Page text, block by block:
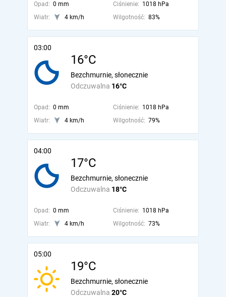
Opad: 0 mm Ciśnienie: 1018 hPa
Wiatr:
4 km/h Wilgotność: 83%
03:00
16°C
Odczuwalna 16°C
Bezchmurnie, słonecznie
Opad: 0 mm Ciśnienie: 1018 hPa
Wiatr:
4 km/h Wilgotność: 79%
04:00
17°C
Odczuwalna 18°C
Bezchmurnie, słonecznie
Opad: 0 mm Ciśnienie: 1018 hPa
Wiatr:
4 km/h Wilgotność: 73%
05:00
19°C
Odczuwalna 20°C
Bezchmurnie, słonecznie